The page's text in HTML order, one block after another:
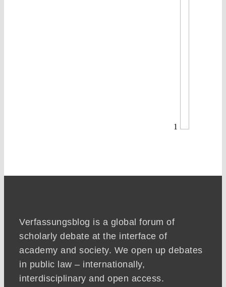
1
Verfassungsblog is a global forum of
scholarly debate at the interface of
academy and society. We open up debates
in public law – internationally,
interdisciplinary and open access.